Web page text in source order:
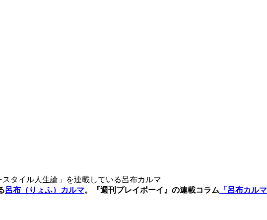
タイル人生論」を連載している呂布カルマ
呂布（りょふ）カルマ。『週刊プレイボーイ』の連載コラム 「呂布カルマ